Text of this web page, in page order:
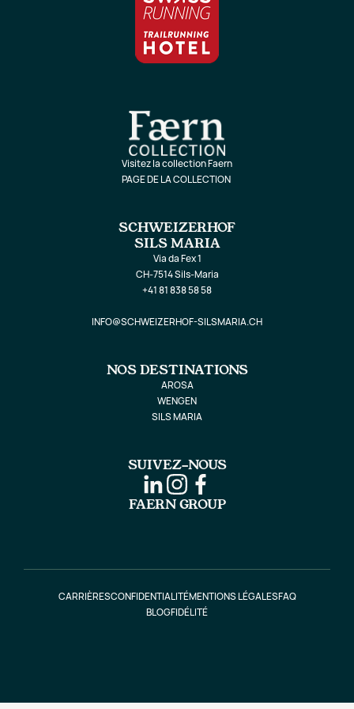
Visitez la collection Faern
PAGE DE LA COLLECTION
SCHWEIZERHOF
SILS MARIA
Via da Fex 1
CH-7514 Sils-Maria
+41 81 838 58 58
INFO@SCHWEIZERHOF-SILSMARIA.CH
NOS DESTINATIONS
AROSA
WENGEN
SILS MARIA
SUIVEZ-NOUS
FAERN GROUP
CARRIÈRESCONFIDENTIALITÉMENTIONS LÉGALESFAQ
BLOGFIDÉLITÉ